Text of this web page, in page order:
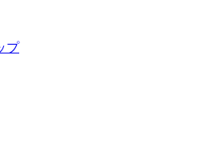
プ